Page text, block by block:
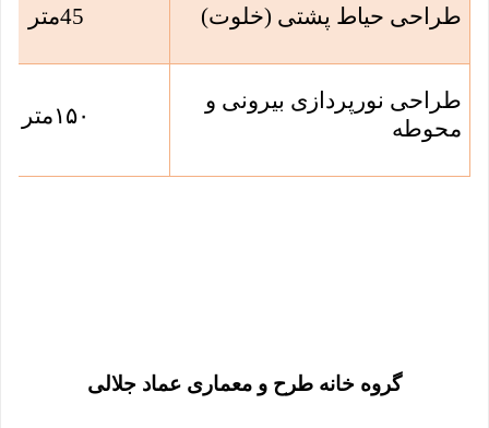
طراحی حیاط پشتی (خلوت) 45متر
طراحی نورپردازی بیرونی و
محوطه
۱۵۰متر
گروه خانه طرح و معماری عماد جلالی